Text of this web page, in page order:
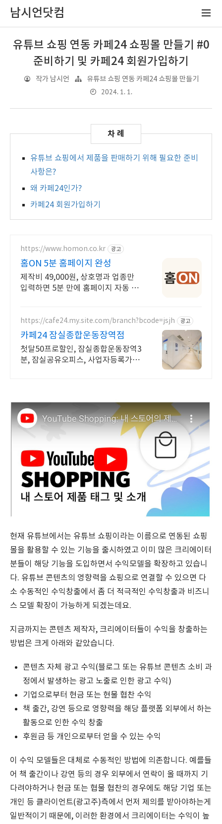
남시언닷컴
유튜브 쇼핑 연동 카페24 쇼핑몰 만들기 #0
준비하기 및 카페24 회원가입하기
작가 남시언 유튜브 쇼핑 연동 카페24 쇼핑몰 만들기
2024. 1. 1.
유튜브 쇼핑에서 제품을 판매하기 위해 필요한 준비
사항은?
왜 카페24인가?
카페24 회원가입하기
https://www.homon.co.kr 광고
홈ON 5분 홈페이지 완성
제작비 49,000원, 상호명과 업종만
입력하면 5분 만에 홈페이지 자동 완
https://cafe24.my.site.com/branch?bcode=jsjh 광고
카페24 잠실종합운동장역점
첫달50프로할인, 잠실종합운동장역3
분, 잠실공유오피스, 사업자등록가능,
현재 유튜브에서는 유튜브 쇼핑이라는 이름으로 연동된 쇼핑
몰을 활용할 수 있는 기능을 출시하였고 이미 많은 크리에이터
분들이 해당 기능을 도입하면서 수익모델을 확장하고 있습니
다. 유튜브 콘텐츠의 영향력을 쇼핑으로 연결할 수 있으면 다
소 수동적인 수익창출에서 좀 더 적극적인 수익창출과 비즈니
스 모델 확장이 가능하게 되겠는데요.
지금까지는 콘텐츠 제작자, 크리에이터들이 수익을 창출하는
방법은 크게 아래와 같았습니다.
콘텐츠 자체 광고 수익(블로그 또는 유튜브 콘텐츠 소비 과
정에서 발생하는 광고 노출로 인한 광고 수익)
기업으로부터 현금 또는 현물 협찬 수익
책 출간, 강연 등으로 영향력을 해당 플랫폼 외부에서 하는
활동으로 인한 수익 창출
후원금 등 개인으로부터 얻을 수 있는 수익
이 수익 모델들은 대체로 수동적인 방법에 의존합니다. 예를들
어 책 출간이나 강연 등의 경우 외부에서 연락이 올 때까지 기
다려야하거나 현금 또는 협물 협찬의 경우에도 해당 기업 또는
개인 등 클라이언트(광고주)측에서 먼저 제의를 받아야하는게
일반적이기 때문에, 이러한 환경에서 크리에이터는 수익이 높